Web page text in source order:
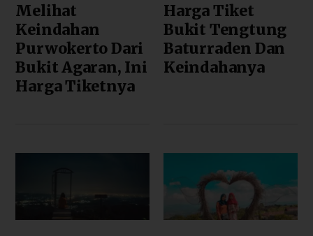
Melihat
Keindahan
Purwokerto Dari
Bukit Agaran, Ini
Harga Tiketnya
Harga Tiket
Bukit Tengtung
Baturraden Dan
Keindahanya